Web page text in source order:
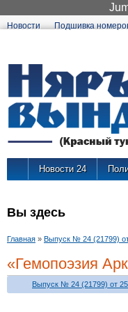
Новости Подшивка
Новости 24
Вы здесь
Главная » Выпуск № 24 (21799)
«Гемопоэзия
Выпуск № 24 (21799) от 25